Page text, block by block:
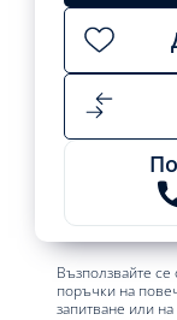
Възползвайте се
поръчки на
запитване или